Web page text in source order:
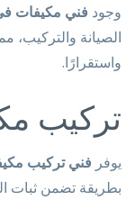
وجود فني مكيفات
الصيانة والتركيب،
واستقرارًا.
تركيب
يوفر فني تركيب
بطريقة تضمن ثبات